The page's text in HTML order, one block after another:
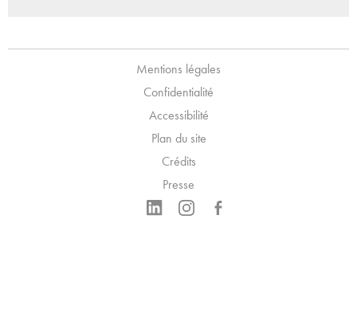
Mentions légales
Confidentialité
Accessibilité
Plan du site
Crédits
Presse